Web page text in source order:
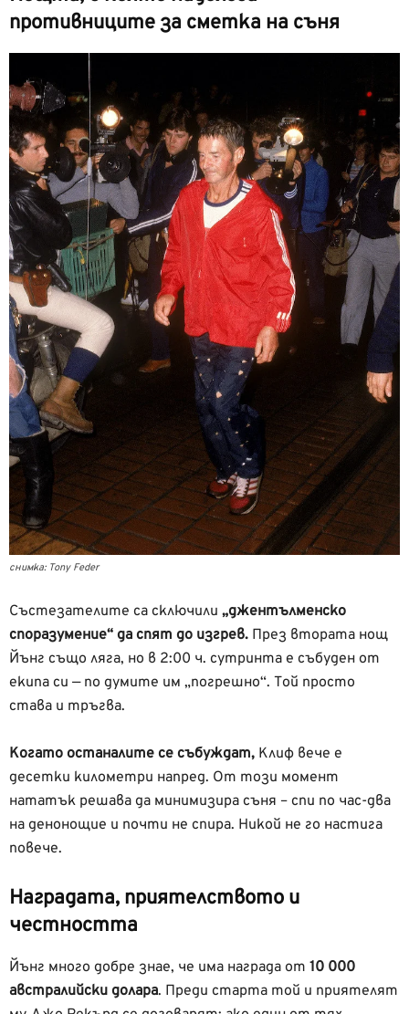
противниците за сметка на съня
снимка: Tony Feder
Състезателите са сключили „джентълменско
споразумение“ да спят до изгрев. През втората нощ
Йънг също ляга, но в 2:00 ч. сутринта е събуден от
екипа си — по думите им „погрешно“. Той просто
става и тръгва.
Когато останалите се събуждат, Клиф вече е
десетки километри напред. От този момент
нататък решава да минимизира съня – спи по час-два
на денонощие и почти не спира. Никой не го настигa
повече.
Наградата, приятелството и
честността
Йънг много добре знае, че има награда от 10 000
австралийски долара. Преди старта той и приятелят